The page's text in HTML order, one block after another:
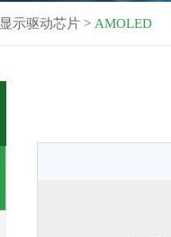
显示驱动芯片 > AMOLED